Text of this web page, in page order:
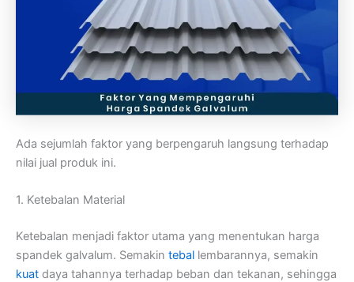
Ada sejumlah faktor yang berpengaruh langsung terhadap
nilai jual produk ini.
1. Ketebalan Material
Ketebalan menjadi faktor utama yang menentukan harga
spandek galvalum. Semakin tebal lembarannya, semakin
kuat daya tahannya terhadap beban dan tekanan, sehingga